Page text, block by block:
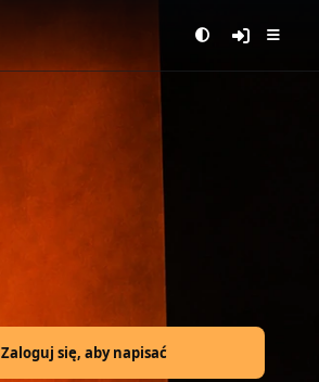
Zaloguj się, aby napisać